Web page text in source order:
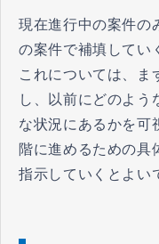
現在進行中の案件の
の案件で補填してい
これについては、ま
し、以前にどのよう
な状況にあるかを可
階に進めるための具
指示していくとよい